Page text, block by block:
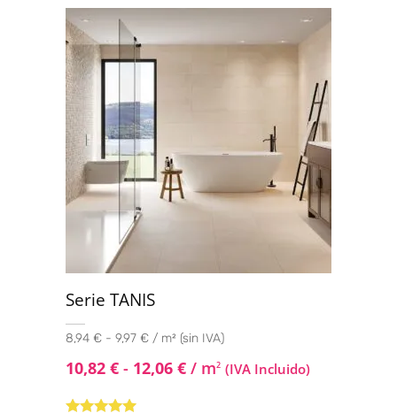
5.00de 5
Serie TANIS
8,94 € - 9,97 € / m² (sin IVA)
10,82 € - 12,06 € / m2 (IVA Incluido)